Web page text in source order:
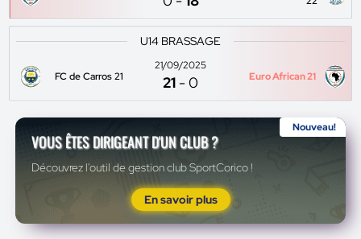
U14 BRASSAGE
FC de Carros 21
21/09/2025
21 -0 Euro African 21
Nouveau!
VOUS ÊTES DIRIGEANT D'UN CLUB ?
Découvrez l'outil de gestion club SportCorico !
En savoir plus